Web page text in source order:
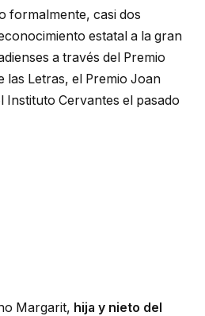
formalmente, casi dos
estatal a la gran
a través del Premio
las Letras, el Premio Joan
Cervantes el pasado
Margarit, hija y nieto del